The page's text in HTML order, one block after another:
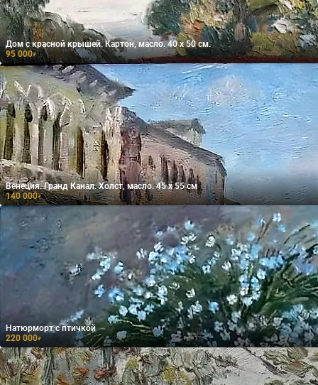
Дом с красной крышей. Картон, масло. 40 х 50 см.
95 000₽
Венеция. Гранд Канал. Холст, масло. 45 х 55 см
140 000₽
Натюрморт с птичкой
220 000₽